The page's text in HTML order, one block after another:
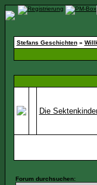
Stefans Geschichten»
Die
Forum durchsuchen: